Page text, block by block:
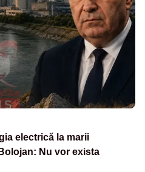
electrică la marii
Nu vor exista